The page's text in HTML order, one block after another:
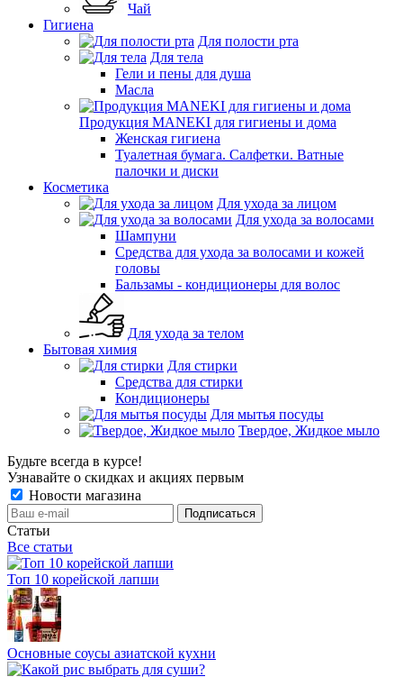
Чай
Гигиена
Для полости рта
Для тела
Гели и пены для душа
Масла
Продукция MANEKI для гигиены и дома
Женская гигиена
Туалетная бумага. Салфетки. Ватные
палочки и диски
Косметика
Для ухода за лицом
Для ухода за волосами
Шампуни
Средства для ухода за волосами и кожей
головы
Бальзамы - кондиционеры для волос
Для ухода за телом
Бытовая химия
Для стирки
Средства для стирки
Кондиционеры
Для мытья посуды
Твердое, Жидкое мыло
Будьте всегда в курсе!
Узнавайте о скидках и акциях первым
Новости магазина
Статьи
Все статьи
Топ 10 корейской лапши
Основные соусы азиатской кухни